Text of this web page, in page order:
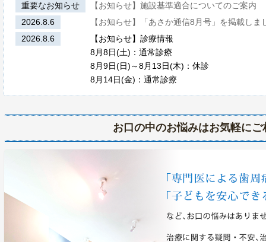
重要なお知らせ
【お知らせ】施設基準適合についてのご案内
2026.8.6
【お知らせ】「あさか通信8月号」を掲載しま
2026.8.6
【お知らせ】診療情報
8月8日(土)：通常診療
8月9日(日)～8月13日(木)：休診
8月14日(金)：通常診療
お口の中のお悩みはお気軽にご